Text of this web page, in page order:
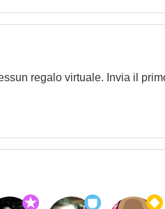
regalo virtuale. Invia il